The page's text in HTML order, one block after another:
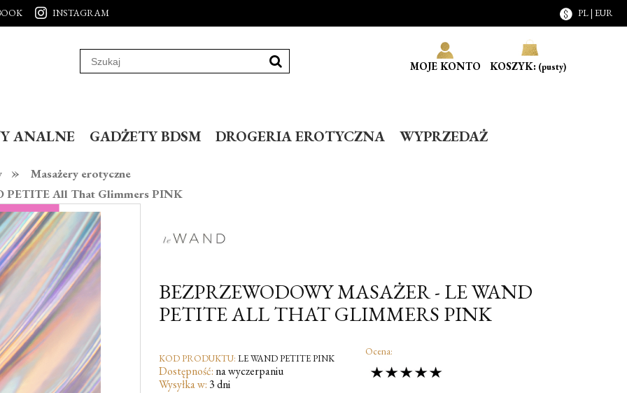
MOJE KONTO KOSZYK: (pusty)
ANALNE GADŻETY BDSM DROGERIA EROTYCZNA
WYPRZEDAŻ
» Masażery erotyczne
PETITE All That Glimmers PINK
INSTAGRAM PL | EUR
BEZPRZEWODOWY MASAŻER - LE WAND
PETITE ALL THAT GLIMMERS PINK
KOD PRODUKTU: LE WAND PETITE PINK
Dostępność: na wyczerpaniu
Wysyłka w: 3 dni
Ocena: